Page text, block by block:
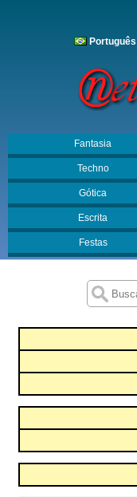
Português
Fantasia
Techno
Gótica
Escrita
Festas